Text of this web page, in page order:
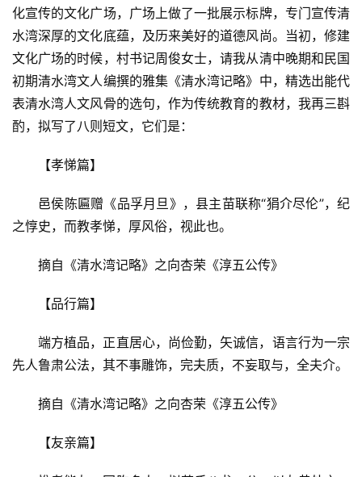
化宣传的文化广场，广场上做了一批展示标牌，专门宣传清
水湾深厚的文化底蕴，及历来美好的道德风尚。当初，修建
文化广场的时候，村书记周俊女士，请我从清中晚期和民国
初期清水湾文人编撰的雅集《清水湾记略》中，精选出能代
表清水湾人文风骨的选句，作为传统教育的教材，我再三斟
酌，拟写了八则短文，它们是：
【孝悌篇】
邑侯陈匾赠《品孚月旦》，县主苗联称“狷介尽伦”，纪
之惇史，而教孝悌，厚风俗，视此也。
摘自《清水湾记略》之向杏荣《淳五公传》
【品行篇】
端方植品，正直居心，尚俭勤，矢诚信，语言行为一宗
先人鲁肃公法，其不事雕饰，完夫质，不妄取与，全夫介。
摘自《清水湾记略》之向杏荣《淳五公传》
【友亲篇】